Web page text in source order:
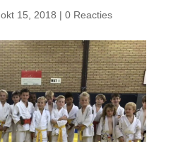
okt 15, 2018 | 0 Reacties